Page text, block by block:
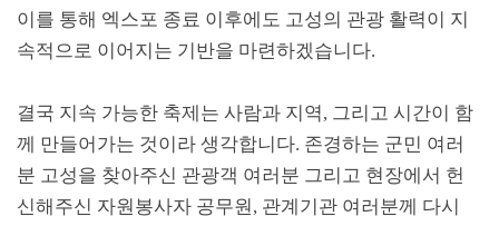
이를 통해 엑스포 종료 이후에도 고성의 관광 활력이 지
속적으로 이어지는 기반을 마련하겠습니다.
결국 지속 가능한 축제는 사람과 지역, 그리고 시간이 함
께 만들어가는 것이라 생각합니다. 존경하는 군민 여러
분 고성을 찾아주신 관광객 여러분 그리고 현장에서 헌
신해주신 자원봉사자 공무원 , 관계기관 여러분께 다시